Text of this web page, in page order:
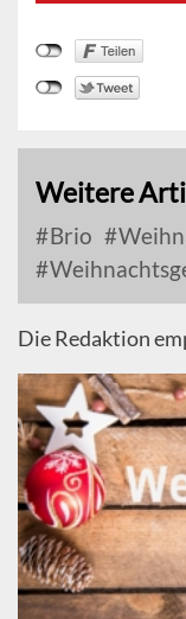
Weitere
Brio
Die Redaktion